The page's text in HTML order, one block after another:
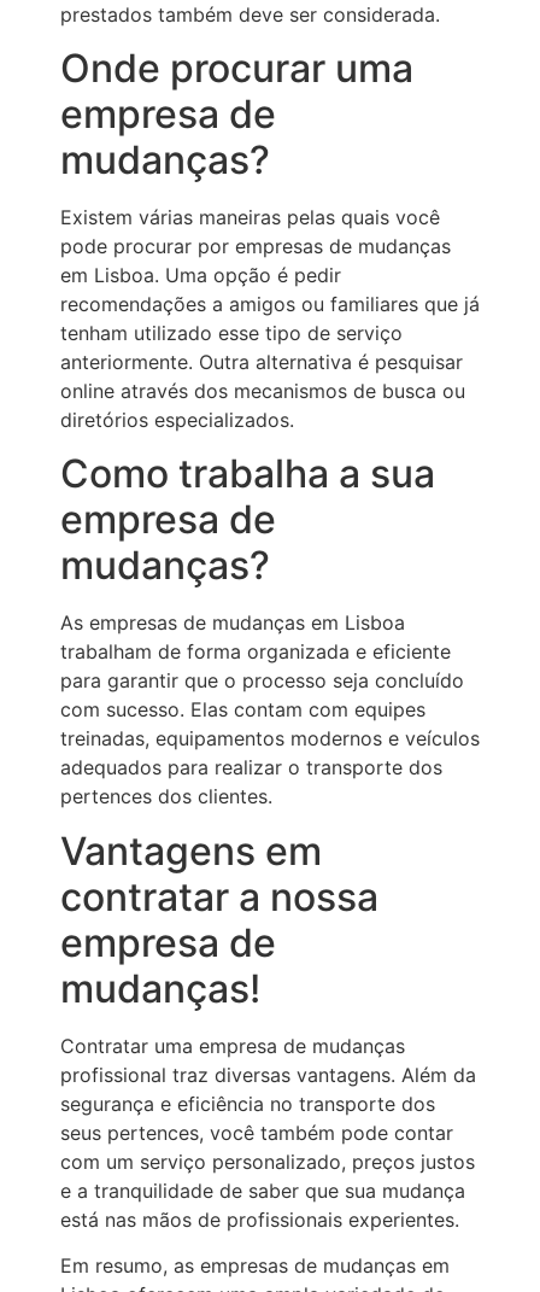
prestados também deve ser considerada.
Onde procurar uma
empresa de
mudanças?
Existem várias maneiras pelas quais você
pode procurar por empresas de mudanças
em Lisboa. Uma opção é pedir
recomendações a amigos ou familiares que já
tenham utilizado esse tipo de serviço
anteriormente. Outra alternativa é pesquisar
online através dos mecanismos de busca ou
diretórios especializados.
Como trabalha a sua
empresa de
mudanças?
As empresas de mudanças em Lisboa
trabalham de forma organizada e eficiente
para garantir que o processo seja concluído
com sucesso. Elas contam com equipes
treinadas, equipamentos modernos e veículos
adequados para realizar o transporte dos
pertences dos clientes.
Vantagens em
contratar a nossa
empresa de
mudanças!
Contratar uma empresa de mudanças
profissional traz diversas vantagens. Além da
segurança e eficiência no transporte dos
seus pertences, você também pode contar
com um serviço personalizado, preços justos
e a tranquilidade de saber que sua mudança
está nas mãos de profissionais experientes.
Em resumo, as empresas de mudanças em